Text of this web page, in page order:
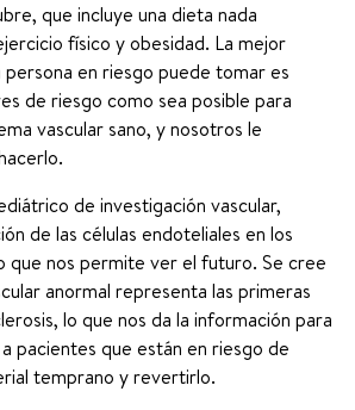
que incluye una dieta nada
físico y obesidad. La mejor
en riesgo puede tomar es
de riesgo como sea posible para
vascular sano, y nosotros le
de investigación vascular,
de las células endoteliales en los
que nos permite ver el futuro. Se cree
anormal representa las primeras
lo que nos da la información para
pacientes que están en riesgo de
temprano y revertirlo.